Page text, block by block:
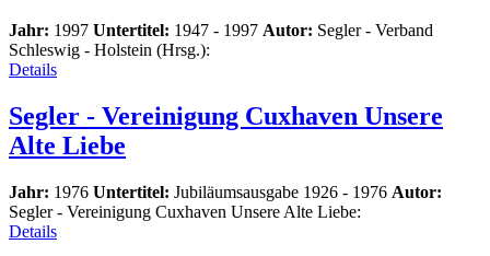
Jahr: 1997 Untertitel: 1947 - 1997 Autor: Segler - Verband
Schleswig - Holstein (Hrsg.):
Details
Segler - Vereinigung Cuxhaven Unsere
Alte Liebe
Jahr: 1976 Untertitel: Jubiläumsausgabe 1926 - 1976 Autor:
Segler - Vereinigung Cuxhaven Unsere Alte Liebe:
Details